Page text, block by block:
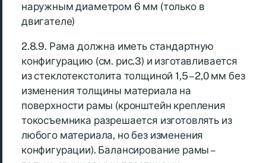
наружным диаметром 6 мм (только в
двигателе)
2.8.9. Рама должна иметь стандартную
конфигурацию (см. рис.3) и изготавливается
из стеклотекстолита толщиной 1,5 – 2,0 мм без
изменения толщины материала на
поверхности рамы (кронштейн крепления
токосъемника разрешается изготовлять из
любого материала, но без изменения
конфигурации). Балансирование рамы –